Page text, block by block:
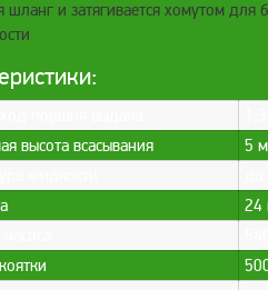
шланг и затягивается хомутом для
высота всасывания
5 м
24